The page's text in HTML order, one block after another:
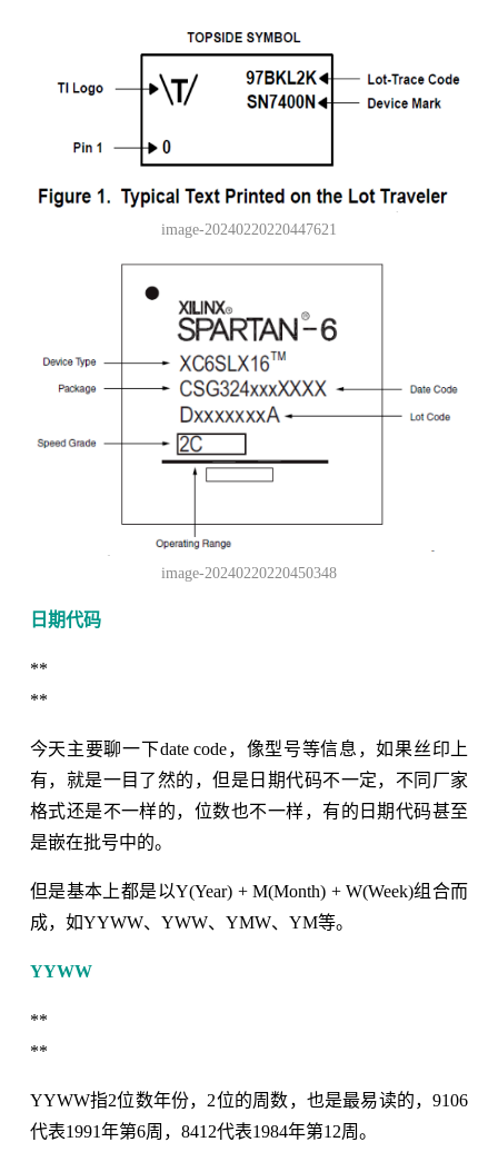
image-20240220220447621
image-20240220220450348
日期代码
**
**
今天主要聊一下date code，像型号等信息，如果丝印上
有，就是一目了然的，但是日期代码不一定，不同厂家
格式还是不一样的，位数也不一样，有的日期代码甚至
是嵌在批号中的。
但是基本上都是以Y(Year) + M(Month) + W(Week)组合而
成，如YYWW、YWW、YMW、YM等。
YYWW
**
**
YYWW指2位数年份，2位的周数，也是最易读的，9106
代表1991年第6周，8412代表1984年第12周。